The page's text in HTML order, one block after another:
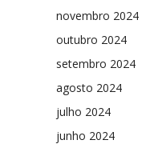
novembro 2024
outubro 2024
setembro 2024
agosto 2024
julho 2024
junho 2024